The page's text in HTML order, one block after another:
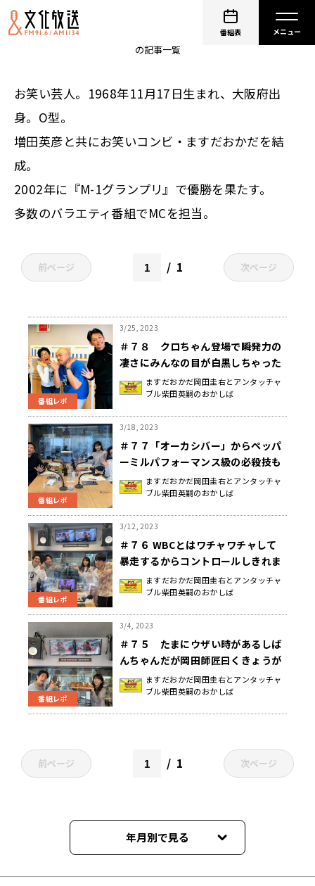
番組表
ますだおかだ 岡田圭右
の記事一覧
お笑い芸人。1968年11月17日生まれ、大阪府出
身。O型。
増田英彦と共にお笑いコンビ・ますだおかだを結
成。
2002年に『M-1グランプリ』で優勝を果たす。
多数のバラエティ番組でMCを担当。
前ページ 1 次ページ
番組レポ
3/25, 2023
＃７８ クロちゃん登場で瞬発力の
凄さにみんなの目が白黒しちゃった
もうひとつの土曜日
ますだおかだ岡田圭右とアンタッチャ
ブル柴田英嗣のおかしば
番組レポ
3/18, 2023
＃７７「オーカシバー」からペッパ
ーミルパフォーマンス級の必殺技も
飛び出したもうひとつの土曜日
ますだおかだ岡田圭右とアンタッチャ
ブル柴田英嗣のおかしば
番組レポ
3/12, 2023
＃７６ WBCとはワチャワチャして
暴走するからコントロールしきれま
せんだったもうひとつの土曜日
ますだおかだ岡田圭右とアンタッチャ
ブル柴田英嗣のおかしば
番組レポ
3/4, 2023
＃７５ たまにウザい時があるしば
んちゃんだが岡田師匠曰くきょうが
ソレだったもうひとつの土曜日
ますだおかだ岡田圭右とアンタッチャ
ブル柴田英嗣のおかしば
前ページ 1 次ページ
年月別で見る
2026年04月